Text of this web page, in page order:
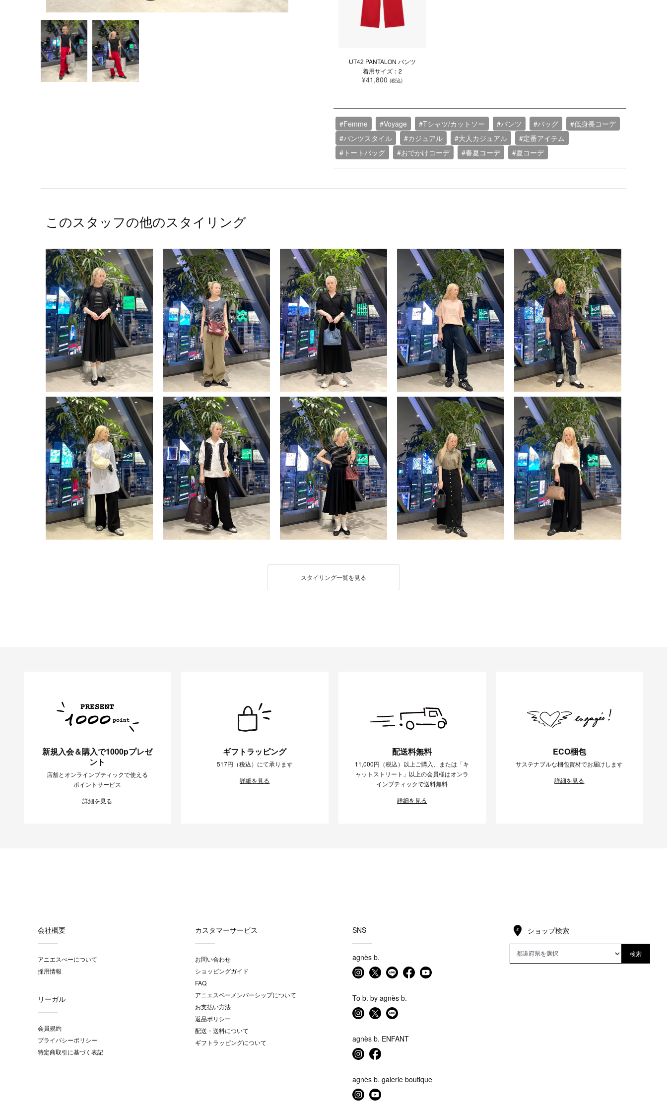
UT42 PANTALON パンツ
着用サイズ：2
¥41,800(税込)
#Femme #Voyage #Tシャツ/カットソー #パンツ #バッグ
#低身長コーデ
#パンツスタイル
#カジュアル #大人カジュアル
#定番アイテム
#トートバッグ
#おでかけコーデ #春夏コーデ #夏コーデ
このスタッフの他のスタイリング
スタイリング一覧を見る
新規入会＆購入で1000pプレゼ
ント
店舗とオンラインブティックで使える
ポイントサービス
詳細を見る
ギフトラッピング
517円（税込）にて承ります
詳細を見る
配送料無料
11,000円（税込）以上ご購入、または「キ
ャットストリート」以上の会員様はオンラ
インブティックで送料無料
詳細を見る
ECO梱包
サステナブルな梱包資材でお届けします
詳細を見る
会社概要
アニエスべーについて
採用情報
リーガル
会員規約
プライバシーポリシー
特定商取引に基づく表記
カスタマーサービス
お問い合わせ
ショッピングガイド
FAQ
アニエスベーメンバーシップについて
お支払い方法
返品ポリシー
配送・送料について
ギフトラッピングについて
SNS
agnès b.
To b. by agnès b.
agnès b. ENFANT
agnès b. galerie boutique
ショップ検索
検索